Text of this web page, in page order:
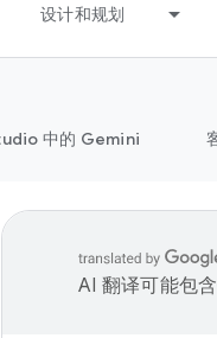
设计和规划
中的 Gemini
AI 翻译可能包含